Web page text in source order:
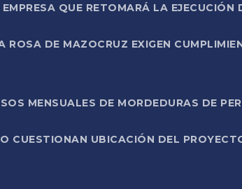
QUE RETOMARÁ LA EJECUCIÓN
ROSA DE MAZOCRUZ EXIGEN
MENSUALES DE MORDEDURAS DE
CUESTIONAN UBICACIÓN DEL